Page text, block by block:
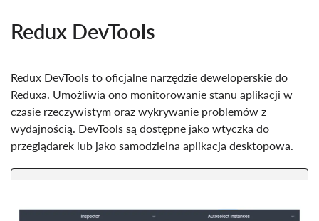
Redux DevTools
Redux DevTools to oficjalne narzędzie deweloperskie do
Reduxa. Umożliwia ono monitorowanie stanu aplikacji w
czasie rzeczywistym oraz wykrywanie problemów z
wydajnością. DevTools są dostępne jako wtyczka do
przeglądarek lub jako samodzielna aplikacja desktopowa.